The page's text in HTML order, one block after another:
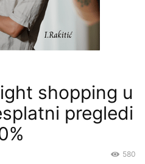
shopping u
pregledi
580